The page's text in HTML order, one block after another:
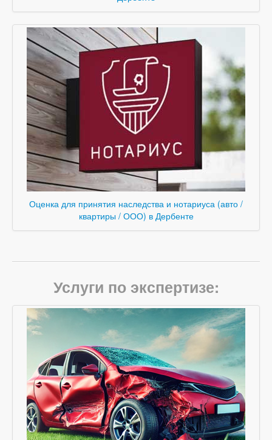
Оценка для принятия наследства и нотариуса (авто /
квартиры / ООО) в Дербенте
Услуги по экспертизе: